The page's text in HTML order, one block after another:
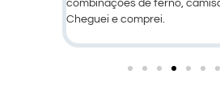
combinações de terno,
Cheguei e comprei.